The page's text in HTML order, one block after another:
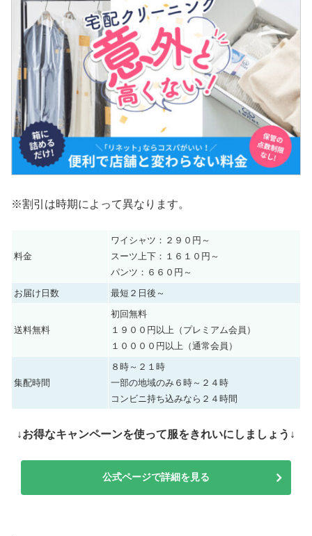
※割引は時期によって異なります。
料金
ワイシャツ：２９０円～
スーツ上下：１６１０円～
パンツ：６６０円～
お届け日数
最短２日後～
送料無料
初回無料
１９００円以上（プレミアム会員）
１００００円以上（通常会員）
集配時間
８時～２１時
一部の地域のみ６時～２４時
コンビニ持ち込みなら２４時間
↓お得なキャンペーンを使って服をきれいにしましょう↓
公式ページで詳細を見る